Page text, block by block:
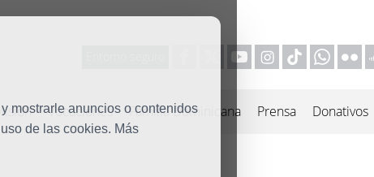
mostrarle anuncios o contenidos
de las cookies. Más
Vocaciones Familia Dominicana Prensa Donativos